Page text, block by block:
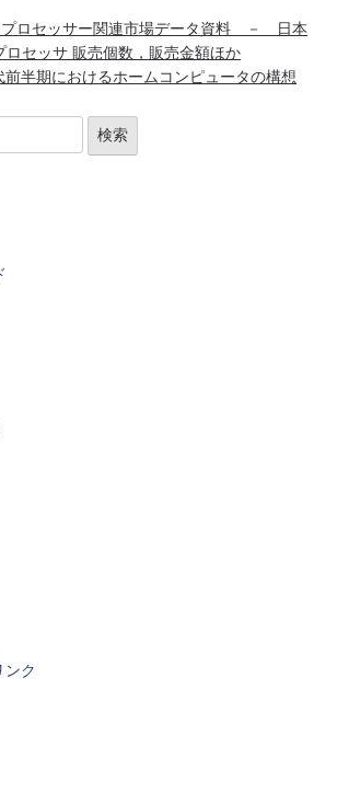
プロセッサー関連市場データ資料 － 日本
ロセッサ 販売個数，販売金額ほか
前半期におけるホームコンピュータの構想
ンク